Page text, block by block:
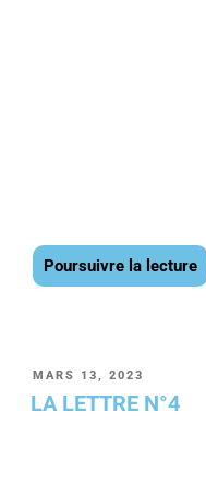
Poursuivre la lecture
MARS 13, 2023
LA LETTRE N°4